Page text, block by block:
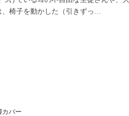
、椅子を動かした（引きずっ…
カバー